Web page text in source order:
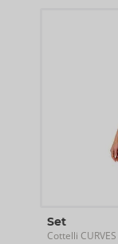
Set
Cottelli CURVES